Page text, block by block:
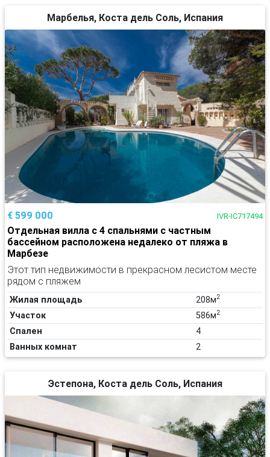
Марбелья, Коста дель Соль, Испания
€ 599 000 IVR-IC717494
Отдельная вилла с 4 спальнями с частным
бассейном расположена недалеко от пляжа в
Марбезе
Этот тип недвижимости в прекрасном лесистом месте
рядом с пляжем
Жилая площадь 208м2
Участок 586м2
Спален
4
Ванных комнат
2
Эстепона, Коста дель Соль, Испания